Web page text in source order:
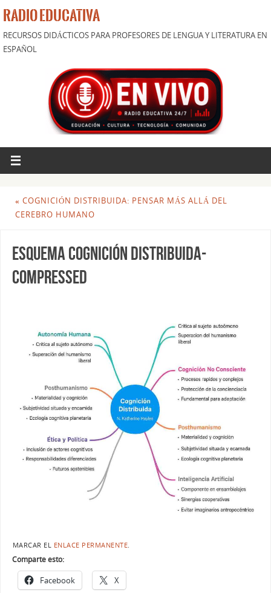
RADIO EDUCATIVA
RECURSOS DIDÁCTICOS PARA PROFESORES DE LENGUA Y LITERATURA EN
ESPAÑOL
« COGNICIÓN DISTRIBUIDA: PENSAR MÁS ALLÁ DEL
CEREBRO HUMANO
Esquema cognición distribuida-
compressed
MARCAR EL ENLACE PERMANENTE.
Comparte esto:
Facebook X